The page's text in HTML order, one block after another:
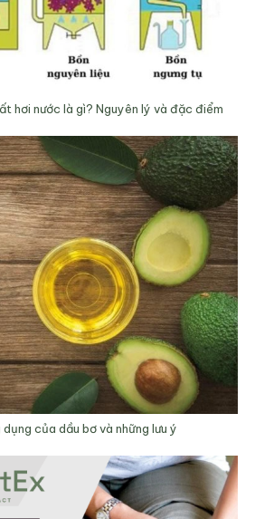
hơi nước là gì? Nguyên lý và đặc điểm
của dầu bơ và những lưu ý